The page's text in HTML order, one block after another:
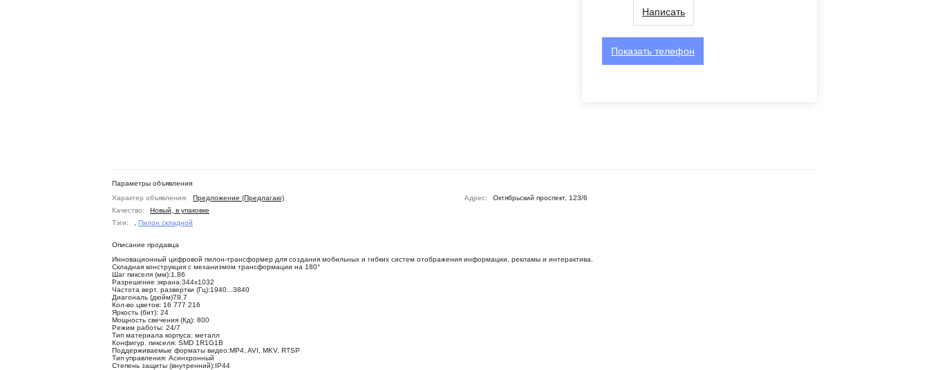
Написать
Показать телефон
Параметры объявления
Характер объявления:
Предложение (Предлагаю) Адрес:
Октябрьский проспект, 123/6
Качество:
Новый, в упаковке
Тэги:
Пилон складной
Описание продавца
Инновационный цифровой пилон-трансформер для создания мобильных и гибких систем отображения информации, рекламы и интерактива.
Складная конструкция с механизмом трансформации на 180°
Шаг пикселя (мм):1,86
Разрешение экрана:344х1032
Частота верт. развертки (Гц):1940...3840
Диагональ (дюйм)79,7
Кол-во цветов: 16 777 216
Яркость (бит): 24
Мощность свечения (Кд): 800
Режим работы: 24/7
Тип материала корпуса: металл
Конфигур. пикселя: SMD 1R1G1B
Поддерживаемые форматы видео:MP4, AVI, MKV, RTSP
Тип управления: Асинхронный
Степень защиты (внутренний):IP44